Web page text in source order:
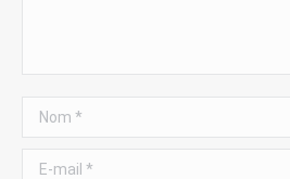
Nom *
E-mail *